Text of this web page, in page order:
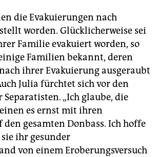
die Evakuierungen nach
worden. Glücklicherweise sei
Familie evakuiert worden, so
Familien bekannt, deren
ihrer Evakuierung ausgeraubt
Julia fürchtet sich vor den
Separatisten. „Ich glaube, die
es ernst mit ihren
den gesamten Donbass. Ich hoffe
sie ihr gesunder
von einem Eroberungsversuch